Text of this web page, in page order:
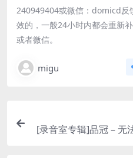
240949404或微信：domicd反
效的，一般24小时内都会重新
或者微信。
migu
[录音室专辑]品冠 – 无